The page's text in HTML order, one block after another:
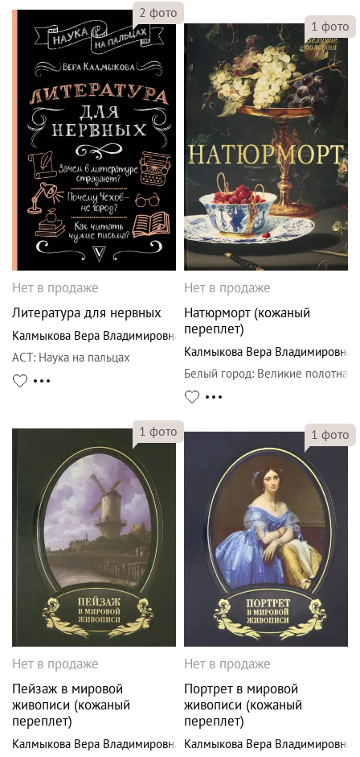
2 фото
Нет в продаже
Литература для нервных
Калмыкова Вера Владимировна
АСТ: Наука на пальцах
1 фото
Нет в продаже
Натюрморт (кожаный
переплет)
Калмыкова Вера Владимировна
Белый город: Великие полотна
1 фото
Нет в продаже
Пейзаж в мировой
живописи (кожаный
переплет)
Калмыкова Вера Владимировна
1 фото
Нет в продаже
Портрет в мировой
живописи (кожаный
переплет)
Калмыкова Вера Владимировна